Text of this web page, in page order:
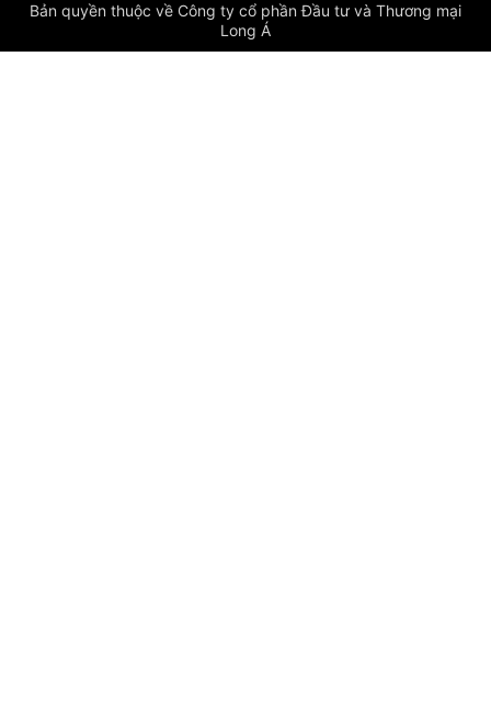
Bản quyền thuộc về Công ty cổ phần Đầu tư và Thương mại
Long Á